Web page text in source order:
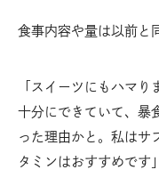
食事内容や量は以前と
「スイーツにもハマ
十分にできていて、暴
った理由かと。私は
タミンはおすすめです」